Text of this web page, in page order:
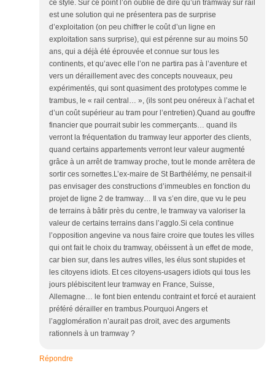
ce style. Sur ce point l’on oublie de dire qu’un tramway sur rail
est une solution qui ne présentera pas de surprise
d’exploitation (on peu chiffrer le coût d’un ligne en
exploitation sans surprise), qui est pérenne sur au moins 50
ans, qui a déjà été éprouvée et connue sur tous les
continents, et qu’avec elle l’on ne partira pas à l’aventure et
vers un déraillement avec des concepts nouveaux, peu
expérimentés, qui sont quasiment des prototypes comme le
trambus, le « rail central… », (ils sont peu onéreux à l’achat et
d’un coût supérieur au tram pour l’entretien).Quand au gouffre
financier que pourrait subir les commerçants… quand ils
verront la fréquentation du tramway leur apporter des clients,
quand certains appartements verront leur valeur augmenté
grâce à un arrêt de tramway proche, tout le monde arrêtera de
sortir ces sornettes.L’ex-maire de St Barthélémy, ne pensait-il
pas envisager des constructions d’immeubles en fonction du
projet de ligne 2 de tramway… Il va s’en dire, que vu le peu
de terrains à bâtir près du centre, le tramway va valoriser la
valeur de certains terrains dans l’agglo.Si cela continue
l’opposition angevine va nous faire croire que toutes les villes
qui ont fait le choix du tramway, obéissent à un effet de mode,
car bien sur, dans les autres villes, les élus sont stupides et
les citoyens idiots. Et ces citoyens-usagers idiots qui tous les
jours plébiscitent leur tramway en France, Suisse,
Allemagne… le font bien entendu contraint et forcé et auraient
préféré dérailler en trambus.Pourquoi Angers et
l’agglomération n’aurait pas droit, avec des arguments
rationnels à un tramway ?
Répondre